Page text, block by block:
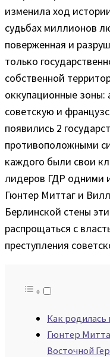
изменила ход
судьбах миллионов
поверженная и
только
собственной
оккупационные зоны:
советскую и
появились 2
противоположными
каждого были свои
лидеров ГДР одними
Гюнтер Миттаг и
Берлинской стены
распрощаться с
преступления
Как родилась
Гюнтер
Восточной